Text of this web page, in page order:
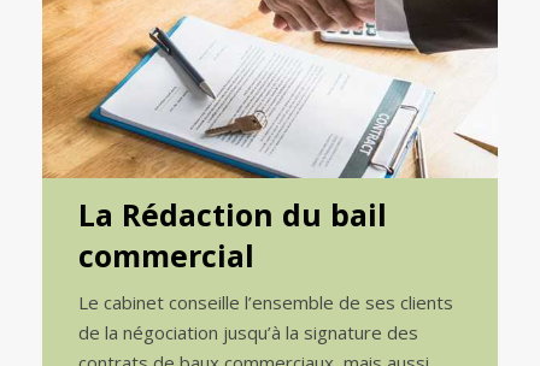
La Rédaction du bail
commercial
Le cabinet conseille l’ensemble de ses clients
de la négociation jusqu’à la signature des